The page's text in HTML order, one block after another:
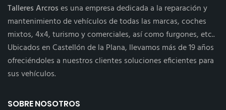
Talleres Arcroses una empresa dedicada a la reparación y
mantenimiento de vehículos de todas las marcas, coches
mixtos, 4x4, turismo y comerciales, así como furgones, etc..
Ubicados en Castellón de la Plana, llevamos más de 19 años
ofreciéndoles a nuestros clientes soluciones eficientes para
sus vehículos.
SOBRE NOSOTROS